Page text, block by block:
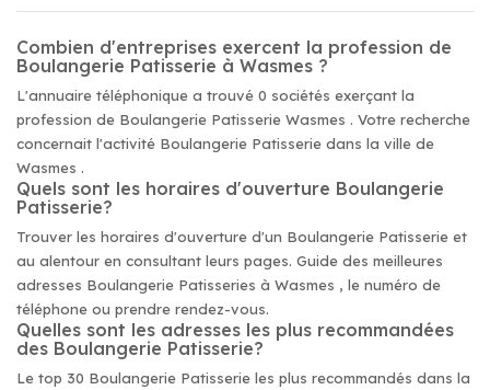
Combien d'entreprises exercent la profession de
Boulangerie Patisserie à Wasmes ?
L'annuaire téléphonique a trouvé 0 sociétés exerçant la
profession de Boulangerie Patisserie Wasmes . Votre recherche
concernait l'activité Boulangerie Patisserie dans la ville de
Wasmes .
Quels sont les horaires d'ouverture Boulangerie
Patisserie?
Trouver les horaires d'ouverture d'un Boulangerie Patisserie et
au alentour en consultant leurs pages. Guide des meilleures
adresses Boulangerie Patisseries à Wasmes , le numéro de
téléphone ou prendre rendez-vous.
Quelles sont les adresses les plus recommandées
des Boulangerie Patisserie?
Le top 30 Boulangerie Patisserie les plus recommandés dans la